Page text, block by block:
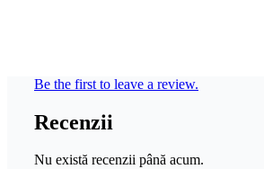
Be the first to leave a review.
Recenzii
Nu există recenzii până acum.